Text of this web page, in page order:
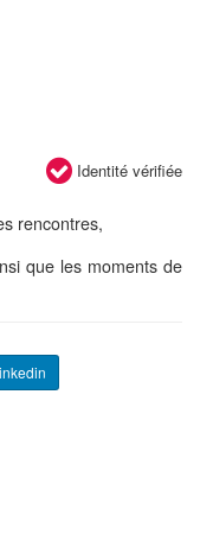
Identité vérifiée
rencontres,
que les moments de